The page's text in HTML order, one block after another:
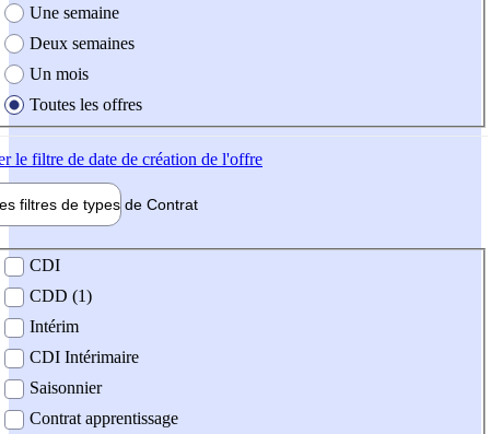
Une semaine
Deux semaines
Un mois
Toutes les offres
le filtre de date de création de l'offre
filtres de types de Contrat
contrat
CDI
CDD (1)
Intérim
CDI Intérimaire
Saisonnier
Contrat apprentissage